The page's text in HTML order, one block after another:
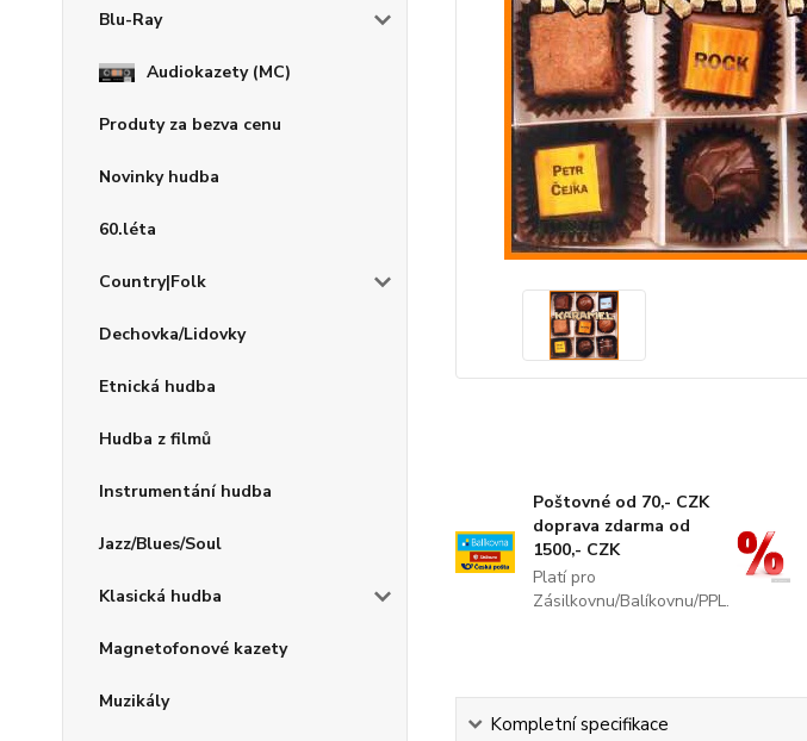
Blu-Ray
Audiokazety (MC)
Produty za bezva cenu
Novinky hudba
60.léta
Country|Folk
Dechovka/Lidovky
Etnická hudba
Hudba z filmů
Instrumentání hudba
Jazz/Blues/Soul
Klasická hudba
Magnetofonové kazety
Muzikály
Poštovné od 70,- CZK
doprava zdarma od
1500,- CZK
Platí pro
Zásilkovnu/Balíkovnu/PPL.
Kompletní specifikace